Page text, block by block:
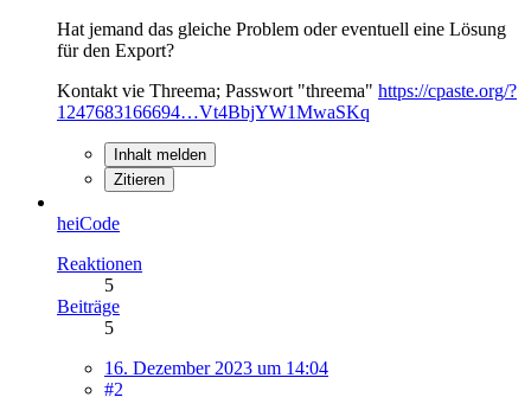
Hat jemand das gleiche Problem oder eventuell eine Lösung
für den Export?
Kontakt vie Threema; Passwort "threema" https://cpaste.org/?
1247683166694…Vt4BbjYW1MwaSKq
Inhalt melden
Zitieren
heiCode
Reaktionen
5
Beiträge
5
16. Dezember 2023 um 14:04
#2